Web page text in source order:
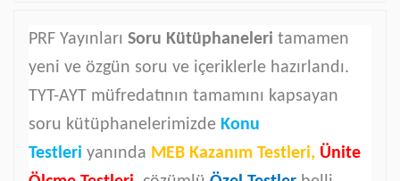
PRF Yayınları Soru Kütüphaneleri tamamen
yeni ve özgün soru ve içeriklerle hazırlandı.
TYT-AYT müfredatının tamamını kapsayan
soru kütüphanelerimizde Konu
Testleri yanında MEB Kazanım Testleri, Ünite